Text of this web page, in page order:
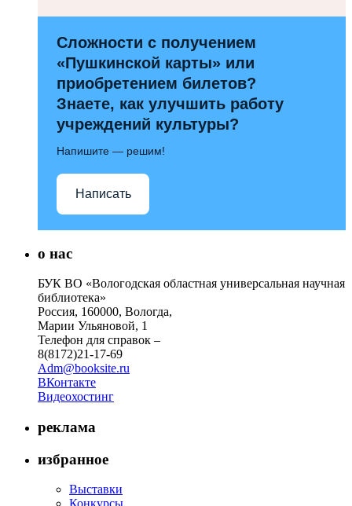
Сложности с получением
«Пушкинской карты» или
приобретением билетов?
Знаете, как улучшить работу
учреждений культуры?
Напишите — решим!
Написать
о нас
БУК ВО «Вологодская областная универсальная научная
библиотека»
Россия, 160000, Вологда,
Марии Ульяновой, 1
Телефон для справок –
8(8172)21-17-69
Adm@booksite.ru
ВКонтакте
Видеохостинг
реклама
избранное
Выставки